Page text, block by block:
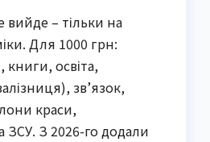
вийде – тільки на
Для 1000 грн:
книги, освіта,
зв’язок,
краси,
ЗСУ. З 2026-го додали